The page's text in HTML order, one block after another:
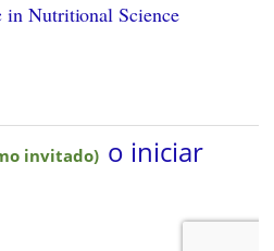
in Nutritional Science